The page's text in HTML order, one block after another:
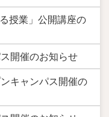
授業」公開講座の
開催のお知らせ
キャンパス開催の